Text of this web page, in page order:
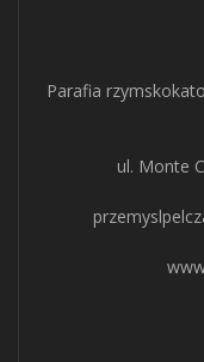
Parafia
ul. Monte